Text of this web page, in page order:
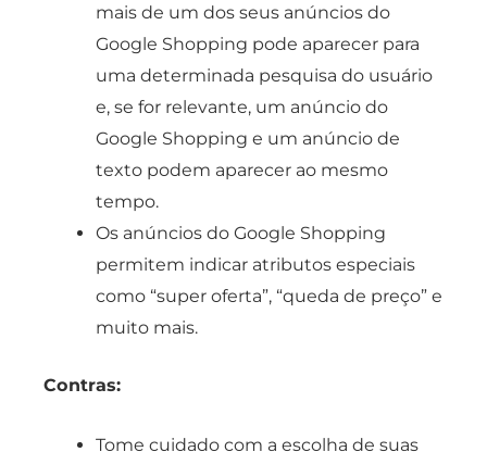
mais de um dos seus anúncios do
Google Shopping pode aparecer para
uma determinada pesquisa do usuário
e, se for relevante, um anúncio do
Google Shopping e um anúncio de
texto podem aparecer ao mesmo
tempo.
Os anúncios do Google Shopping
permitem indicar atributos especiais
como “super oferta”, “queda de preço” e
muito mais.
Contras:
Tome cuidado com a escolha de suas